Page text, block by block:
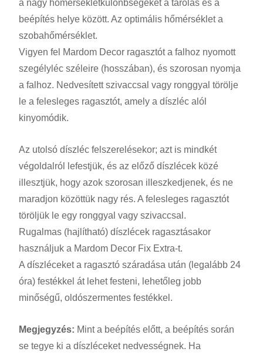
a nagy hőmérsékletkülönbségeket a tárolás és a
beépítés helye között. Az optimális hőmérséklet a
szobahőmérséklet.
Vigyen fel Mardom Decor ragasztót a falhoz nyomott
szegélyléc széleire (hosszában), és szorosan nyomja
a falhoz. Nedvesített szivaccsal vagy ronggyal törölje
le a felesleges ragasztót, amely a díszléc alól
kinyomódik.
Az utolsó díszléc felszerelésekor; azt is mindkét
végoldalról lefestjük, és az előző díszlécek közé
illesztjük, hogy azok szorosan illeszkedjenek, és ne
maradjon közöttük nagy rés. A felesleges ragasztót
töröljük le egy ronggyal vagy szivaccsal.
Rugalmas (hajlítható) díszlécek ragasztásakor
használjuk a Mardom Decor Fix Extra-t.
A díszléceket a ragasztó száradása után (legalább 24
óra) festékkel át lehet festeni, lehetőleg jobb
minőségű, oldószermentes festékkel.
Megjegyzés: Mint a beépítés előtt, a beépítés során
se tegye ki a díszléceket nedvességnek. Ha